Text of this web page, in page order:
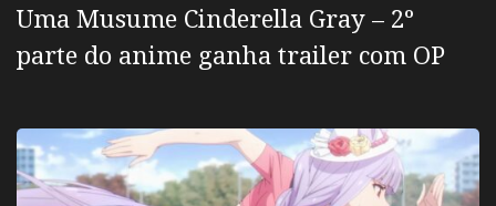
Uma Musume Cinderella Gray – 2º
parte do anime ganha trailer com OP